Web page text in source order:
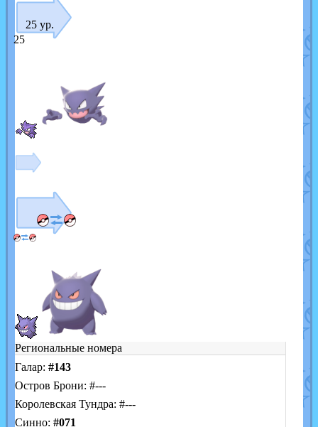
25
25 ур.
Региональные номера
Галар: #143
Остров Брони: #---
Королевская Тундра: #---
Синно: #071